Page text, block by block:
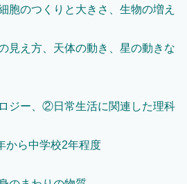
胞のつくりと大きさ、生物の増え
見え方、天体の動き、星の動きな
ジー、②日常生活に関連した理科
から中学校2年程度